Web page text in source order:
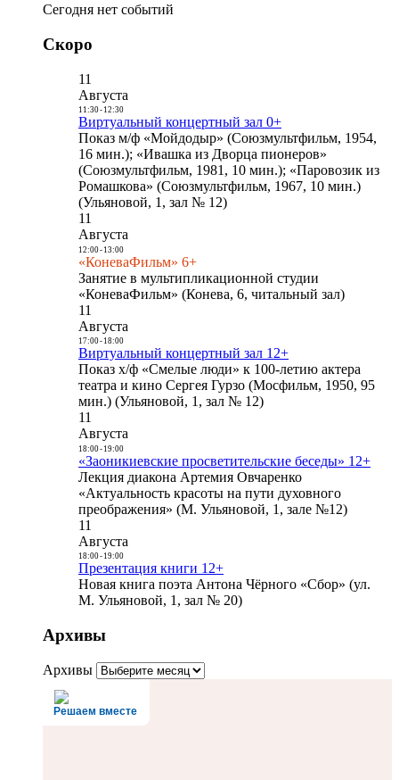
Сегодня нет событий
Скоро
11
Августа
11:30- 12:30
Виртуальный концертный зал 0+
Показ м/ф «Мойдодыр» (Союзмультфильм, 1954,
16 мин.); «Ивашка из Дворца пионеров»
(Союзмультфильм, 1981, 10 мин.); «Паровозик из
Ромашкова» (Союзмультфильм, 1967, 10 мин.)
(Ульяновой, 1, зал № 12)
11
Августа
12:00- 13:00
«КоневаФильм» 6+
Занятие в мультипликационной студии
«КоневаФильм» (Конева, 6, читальный зал)
11
Августа
17:00- 18:00
Виртуальный концертный зал 12+
Показ х/ф «Смелые люди» к 100-летию актера
театра и кино Сергея Гурзо (Мосфильм, 1950, 95
мин.) (Ульяновой, 1, зал № 12)
11
Августа
18:00- 19:00
«Заоникиевские просветительские беседы» 12+
Лекция диакона Артемия Овчаренко
«Актуальность красоты на пути духовного
преображения» (М. Ульяновой, 1, зале №12)
11
Августа
18:00- 19:00
Презентация книги 12+
Новая книга поэта Антона Чёрного «Сбор» (ул.
М. Ульяновой, 1, зал № 20)
Архивы
Архивы
Решаем вместе